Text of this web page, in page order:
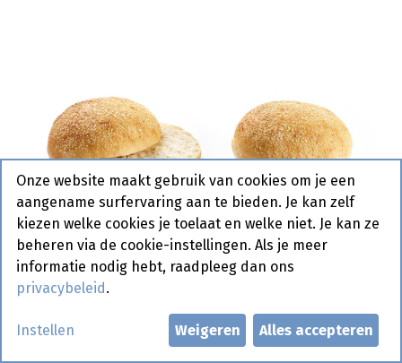
2074 Crystal Roll Beer Pre-
Onze website maakt gebruik van cookies om je een
aangename surfervaring aan te bieden. Je kan zelf
kiezen welke cookies je toelaat en welke niet. Je kan ze
beheren via de cookie-instellingen. Als je meer
informatie nodig hebt, raadpleeg dan ons
privacybeleid .
Instellen Weigeren Alles accepteren